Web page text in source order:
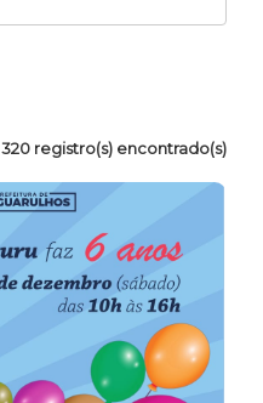
320 registro(s) encontrado(s)